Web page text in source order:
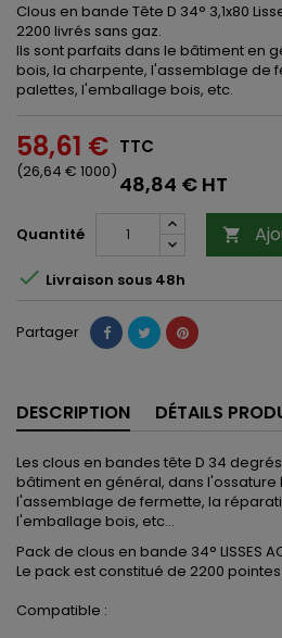
Clous en bande Tête D 34° 3,1x80
2200 livrés sans gaz.
Ils sont parfaits dans le bâtiment en
bois, la charpente, l'assemblage de
palettes, l'emballage bois, etc.
58,61 €
(26,64 € 1000)
TTC
48,84 € HT
Quantité 
 Livraison sous 48h
Partager
DESCRIPTION DÉTAILS
Les clous en bandes tête D 34
bâtiment en général, dans l'ossature
l'assemblage de fermette, la
l'emballage bois, etc...
Pack de clous en bande 34° LISSES
Le pack est constitué de 2200
Compatible :